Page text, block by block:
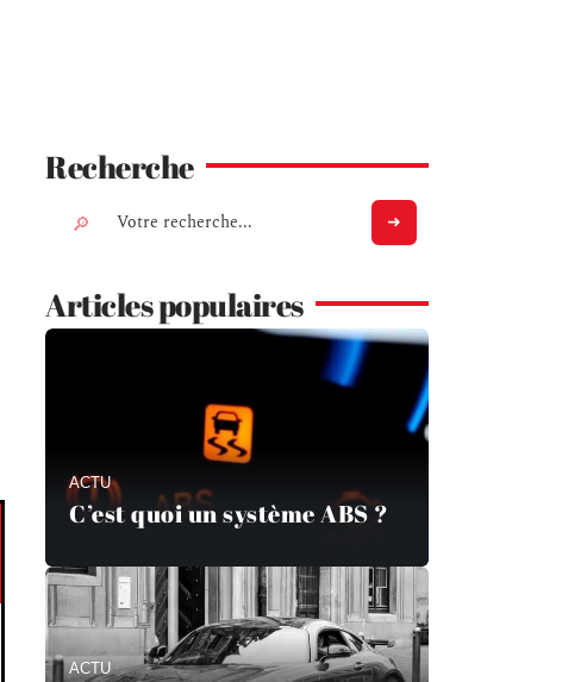
Recherche
Articles populaires
ACTU
C’est quoi un système ABS ?
ACTU